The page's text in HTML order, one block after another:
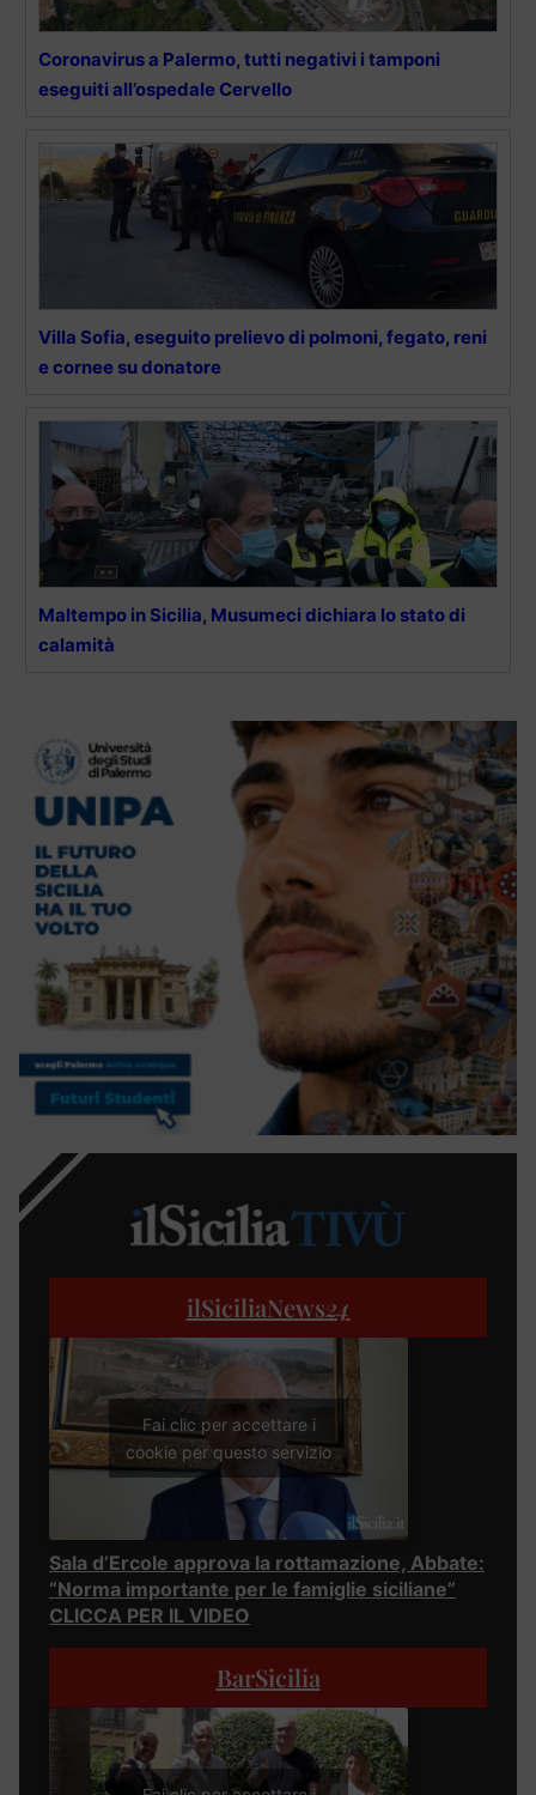
Coronavirus a Palermo, tutti negativi i tamponi
eseguiti all’ospedale Cervello
Villa Sofia, eseguito prelievo di polmoni, fegato, reni
e cornee su donatore
Maltempo in Sicilia, Musumeci dichiara lo stato di
calamità
ilSiciliaNews24
Fai clic per accettare i
cookie per questo servizio
Sala d’Ercole approva la rottamazione, Abbate:
“Norma importante per le famiglie siciliane”
CLICCA PER IL VIDEO
BarSicilia